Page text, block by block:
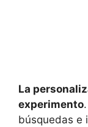
La
experimento
búsquedas e